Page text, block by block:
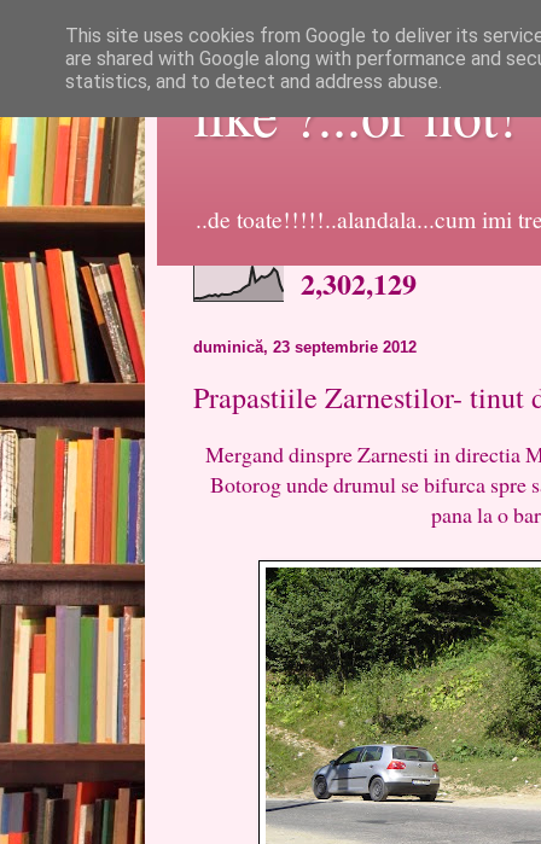
like ?...or not!
..de toate!!!!!..alandala...cum imi
2,302,129
duminică, 23 septembrie 2012
Prapastiile Zarnestilor- tinut
Mergand dinspre Zarnesti in directia
Botorog unde drumul se bifurca spre
pana la o
This site uses cookies from Google to deliver its
are shared with Google along with performance and
statistics, and to detect and address abuse.